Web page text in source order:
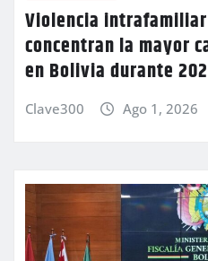
Violencia
concentran la mayor
en Bolivia durante
Clave300 Ago 1, 2026